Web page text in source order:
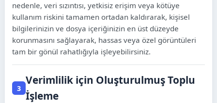
nedenle, veri sızıntısı, yetkisiz erişim veya kötüye
kullanım riskini tamamen ortadan kaldırarak, kişisel
bilgilerinizin ve dosya içeriğinizin en üst düzeyde
korunmasını sağlayarak, hassas veya özel görüntüleri
tam bir gönül rahatlığıyla işleyebilirsiniz.
3
Verimlilik için Oluşturulmuş Toplu
İşleme